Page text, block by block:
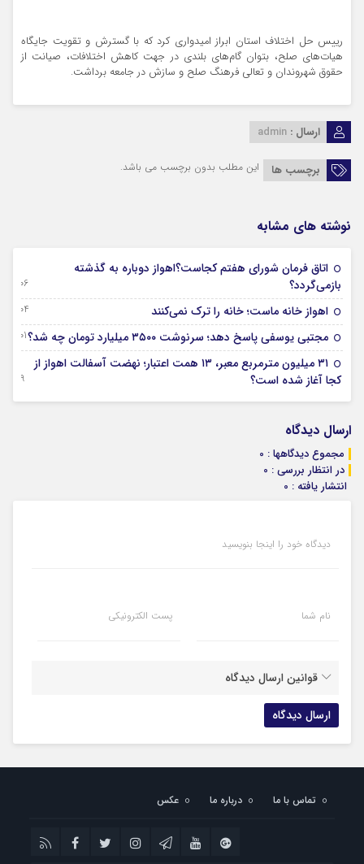
رییس حل اختلاف استان ابراز امیدواری کرد که با گسترش و تقویت جایگاه
هیات‌های صلح، بتوان گام‌های بلندی در جهت کاهش اختلافات، صیانت از
حقوق شهروندان و تعالی فرهنگ صلح و سازش در جامعه برداشت.
ارسال : admin
برچسب ها این مطلب بدون برچسب می باشد.
نوشته های مشابه
اتاق فرمان شورای هفتم کجاست؟اهواز دوباره به گذشته
بازمی‌گردد؟
06 آگوست 2026
اهواز خانه ماست؛ خانه را ترک نمی‌کنند 04 آگوست 2026
مجتبی یوسفی پاسخ دهد؛ سرنوشت ۳۵۰۰ میلیارد تومان چه شد؟ 01 آگوست 2026
۳۱ میلیون مترمربع معبر، ۱۳ همت اعتبار؛ نهضت آسفالت اهواز از
کجا آغاز شده است؟
29 جولای 2026
ارسال دیدگاه
مجموع دیدگاهها : 0
در انتظار بررسی : 0
انتشار یافته : 0
دیدگاه خود را اینجا بنویسید
نام شما پست الکترونیکی
قوانین ارسال دیدگاه
تماس با ما درباره ما عکس